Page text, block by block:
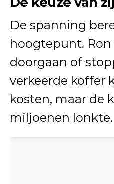
De spanning
hoogtepunt.
doorgaan of
verkeerde koffer
kosten, maar de
miljoenen lonkte.